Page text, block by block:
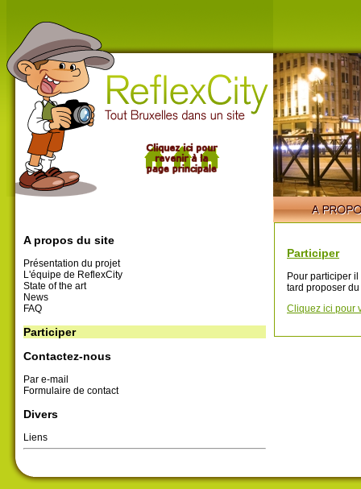
A propos du site
Présentation du projet
L'équipe de ReflexCity
State of the art
News
FAQ
Participer
Contactez-nous
Par e-mail
Formulaire de contact
Divers
Liens
Participer
Pour participer
tard proposer
Cliquez ici pour